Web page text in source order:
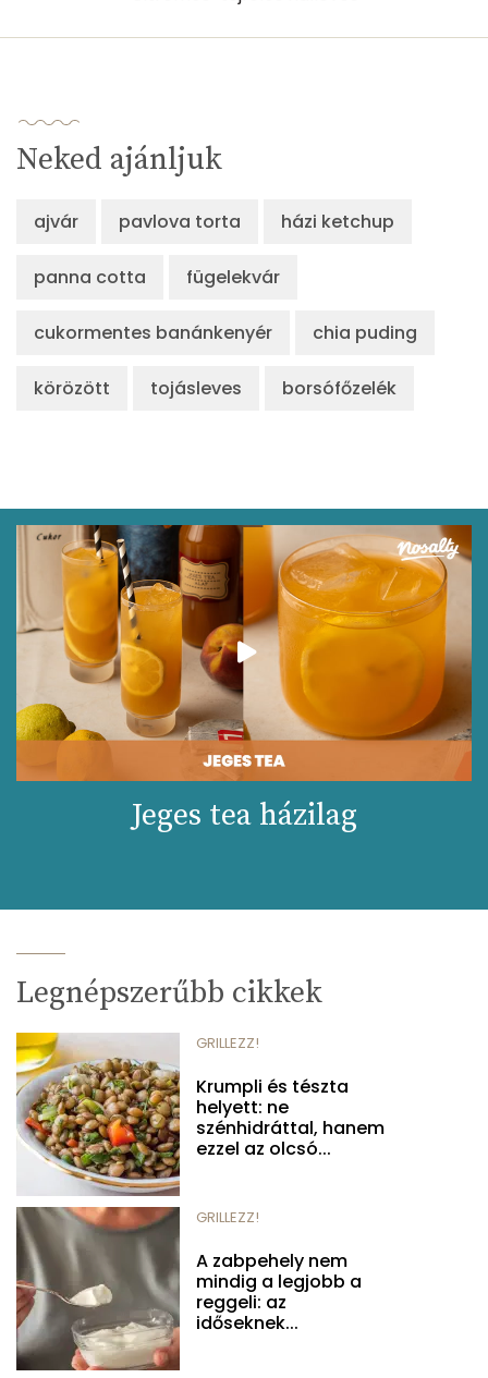
β-crypt
9 micro
Lut-zea
Összesen 810 kcal
Neked ajánljuk
ajvár pavlova torta házi ketchup
panna cotta fügelekvár
cukormentes banánkenyér chia puding
körözött tojásleves borsófőzelék
Jeges tea házilag
Legnépszerűbb cikkek
GRILLEZZ!
Krumpli és tészta
helyett: ne
szénhidráttal, hanem
ezzel az olcsó...
GRILLEZZ!
A zabpehely nem
mindig a legjobb a
reggeli: az
időseknek...